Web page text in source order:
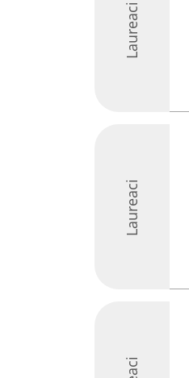
Laureaci
Laureaci